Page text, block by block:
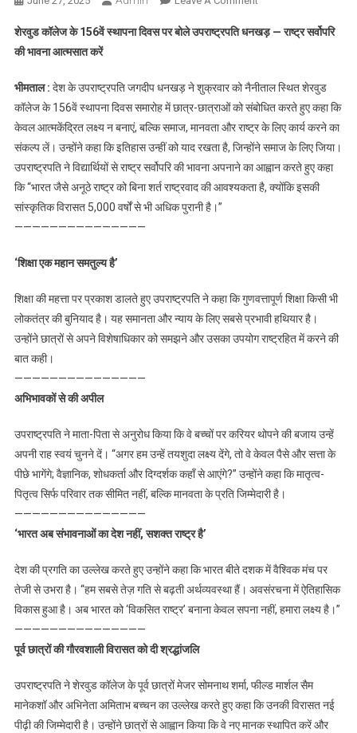
आदर्श
से
कुछ
नहीं
होगा,
उन्हें
जीवन
शेरवुड कॉलेज के 156वें स्थापना दिवस पर बोले उपराष्ट्रपति धनखड़ — राष्ट्र सर्वोपरि
की भावना आत्मसात करें
भीमताल : देश के उपराष्ट्रपति जगदीप धनखड़ ने शुक्रवार को नैनीताल स्थित शेरवुड
कॉलेज के 156वें स्थापना दिवस समारोह में छात्र-छात्राओं को संबोधित करते हुए कहा कि
केवल आत्मकेंद्रित लक्ष्य न बनाएं, बल्कि समाज, मानवता और राष्ट्र के लिए कार्य करने का
संकल्प लें। उन्होंने कहा कि इतिहास उन्हीं को याद रखता है, जिन्होंने समाज के लिए जिया।
उपराष्ट्रपति ने विद्यार्थियों से राष्ट्र सर्वोपरि की भावना अपनाने का आह्वान करते हुए कहा
कि “भारत जैसे अनूठे राष्ट्र को बिना शर्त राष्ट्रवाद की आवश्यकता है, क्योंकि इसकी
सांस्कृतिक विरासत 5,000 वर्षों से भी अधिक पुरानी है।”
———————————————
‘शिक्षा एक महान समतुल्य है’
शिक्षा की महत्ता पर प्रकाश डालते हुए उपराष्ट्रपति ने कहा कि गुणवत्तापूर्ण शिक्षा किसी भी
लोकतंत्र की बुनियाद है। यह समानता और न्याय के लिए सबसे प्रभावी हथियार है।
उन्होंने छात्रों से अपने विशेषाधिकार को समझने और उसका उपयोग राष्ट्रहित में करने की
बात कही।
———————————————
अभिभावकों से की अपील
उपराष्ट्रपति ने माता-पिता से अनुरोध किया कि वे बच्चों पर करियर थोपने की बजाय उन्हें
अपनी राह स्वयं चुनने दें। “अगर हम उन्हें तयशुदा लक्ष्य देंगे, तो वे केवल पैसे और सत्ता के
पीछे भागेंगे; वैज्ञानिक, शोधकर्ता और दिग्दर्शक कहाँ से आएंगे?” उन्होंने कहा कि मातृत्व-
पितृत्व सिर्फ परिवार तक सीमित नहीं, बल्कि मानवता के प्रति जिम्मेदारी है।
———————————————
‘भारत अब संभावनाओं का देश नहीं, सशक्त राष्ट्र है’
देश की प्रगति का उल्लेख करते हुए उन्होंने कहा कि भारत बीते दशक में वैश्विक मंच पर
तेजी से उभरा है। “हम सबसे तेज़ गति से बढ़ती अर्थव्यवस्था हैं। अवसंरचना में ऐतिहासिक
विकास हुआ है। अब भारत को ‘विकसित राष्ट्र’ बनाना केवल सपना नहीं, हमारा लक्ष्य है।”
———————————————
पूर्व छात्रों की गौरवशाली विरासत को दी श्रद्धांजलि
उपराष्ट्रपति ने शेरवुड कॉलेज के पूर्व छात्रों मेजर सोमनाथ शर्मा, फील्ड मार्शल सैम
मानेकशॉ और अभिनेता अमिताभ बच्चन का उल्लेख करते हुए कहा कि उनकी विरासत नई
पीढ़ी की जिम्मेदारी है। उन्होंने छात्रों से आह्वान किया कि वे नए मानक स्थापित करें और